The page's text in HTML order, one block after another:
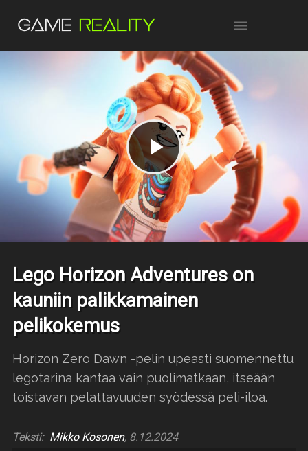
Lego Horizon Adventures on
kauniin palikkamainen
pelikokemus
Horizon Zero Dawn -pelin upeasti suomennettu
legotarina kantaa vain puolimatkaan, itseään
toistavan pelattavuuden syödessä peli-iloa.
Teksti: Mikko Kosonen, 8.12.2024